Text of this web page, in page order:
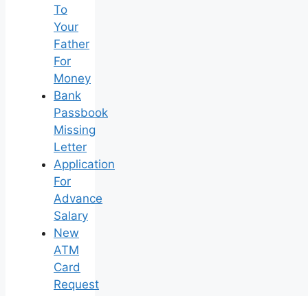
To
Your
Father
For
Money
Bank
Passbook
Missing
Letter
Application
For
Advance
Salary
New
ATM
Card
Request